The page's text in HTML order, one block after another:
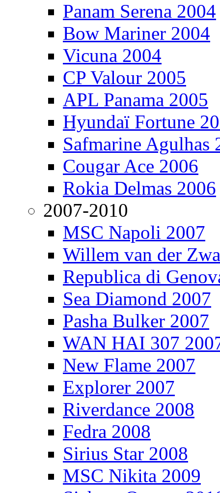
Panam Serena 2004
Bow Mariner 2004
Vicuna 2004
CP Valour 2005
APL Panama 2005
Hyundaï Fortune
Safmarine Agulhas
Cougar Ace 2006
Rokia Delmas 2006
2007-2010
MSC Napoli 2007
Willem van der
Republica di
Sea Diamond 2007
Pasha Bulker 2007
WAN HAI 307
New Flame 2007
Explorer 2007
Riverdance 2008
Fedra 2008
Sirius Star 2008
MSC Nikita 2009